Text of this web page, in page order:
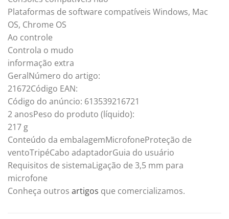
Plataformas de software compatíveis Windows, Mac
OS, Chrome OS
Ao controle
Controla o mudo
informação extra
GeralNúmero do artigo:
21672Código EAN:
Código do anúncio: 613539216721
2 anosPeso do produto (líquido):
217 g
Conteúdo da embalagemMicrofoneProteção de
ventoTripéCabo adaptadorGuia do usuário
Requisitos de sistemaLigação de 3,5 mm para
microfone
Conheça outros artigos que comercializamos.